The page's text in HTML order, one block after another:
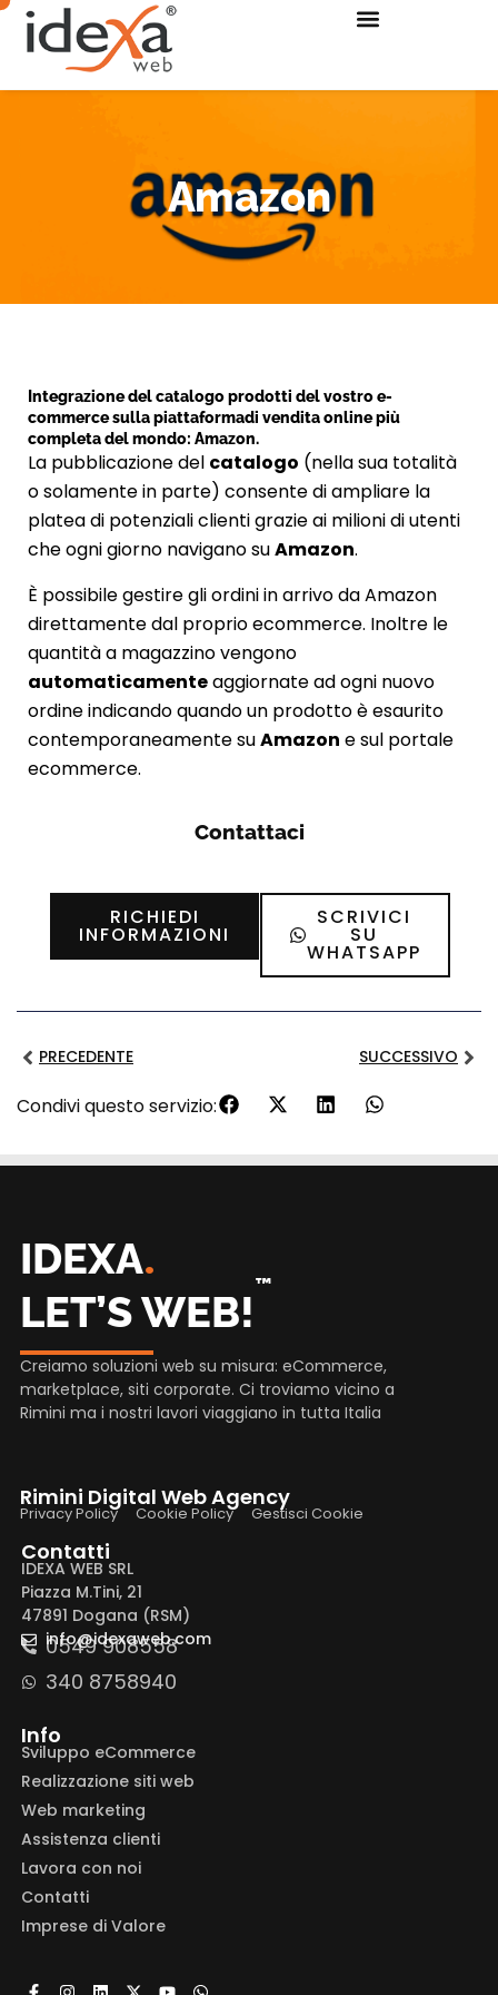
Amazon
Integrazione del catalogo prodotti del vostro e-
commerce sulla piattaformadi vendita online più
completa del mondo: Amazon.
La pubblicazione del catalogo (nella sua totalità
o solamente in parte) consente di ampliare la
platea di potenziali clienti grazie ai milioni di utenti
che ogni giorno navigano suAmazon.
È possibile gestire gli ordini in arrivo da Amazon
direttamente dal proprio ecommerce. Inoltre le
quantità a magazzino vengono
automaticamenteaggiornate ad ogni nuovo
ordine indicando quando un prodotto è esaurito
contemporaneamente suAmazon e sul portale
ecommerce.
Contattaci
RICHIEDI
INFORMAZIONI
SCRIVICI
SU
WHATSAPP
PRECEDENTE SUCCESSIVO
Condivi questo servizio:
IDEXA.
LET’S WEB!
™
Creiamo soluzioni web su misura: eCommerce,
marketplace, siti corporate. Ci troviamo vicino a
Rimini ma i nostri lavori viaggiano in tutta Italia
Rimini Digital Web Agency
Privacy Policy Cookie Policy Gestisci Cookie
Contatti
IDEXA WEB SRL
Piazza M.Tini, 21
47891 Dogana (RSM)
info@idexaweb.com
0549 908558
340 8758940
Info
Sviluppo eCommerce
Realizzazione siti web
Web marketing
Assistenza clienti
Lavora con noi
Contatti
Imprese di Valore